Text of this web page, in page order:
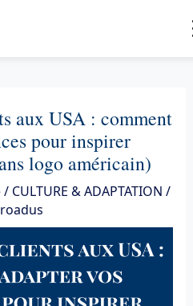
aux USA : comment
pour inspirer
logo américain)
/ CULTURE & ADAPTATION /